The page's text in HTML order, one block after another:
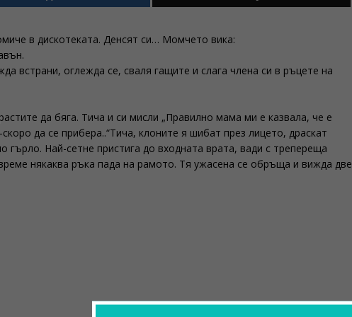
в дискотеката. Денсят си… Момчето вика:
встрани, оглежда се, сваля гащите и слага члена си в ръцете на
да бяга. Тича и си мисли „Правилно мама ми е казвала, че е
да се прибера..“Тича, клоните я шибат през лицето, драскат
гърло. Най-сетне пристига до входната врата, вади с трепереща
някаква ръка пада на рамото. Тя ужасена се обръща и вижда две